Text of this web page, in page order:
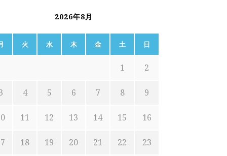
2026年8月
火 水 木 金 土 日
1 2
4 5 6 7 8 9
11 12 13 14 15 16
18 19 20 21 22 23